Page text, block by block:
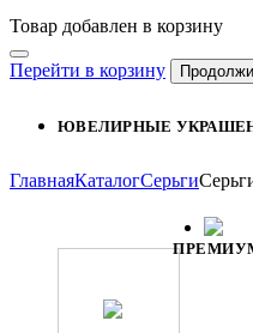
Товар добавлен в корзину
Перейти в корзину
ЮВЕЛИРНЫЕ
ГлавнаяКаталогСерьги